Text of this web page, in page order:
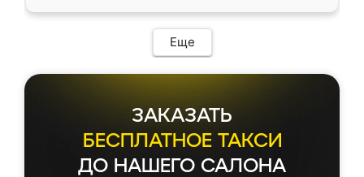
Еще
ЗАКАЗАТЬ
БЕСПЛАТНОЕ ТАКСИ
ДО НАШЕГО САЛОНА